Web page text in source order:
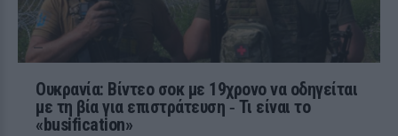
Ουκρανία: Βίντεο σοκ με 19χρονο να οδηγείται
με τη βία για επιστράτευση ‑ Τι είναι το
«busification»